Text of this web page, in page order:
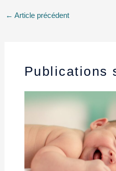
← Article précédent
Publications